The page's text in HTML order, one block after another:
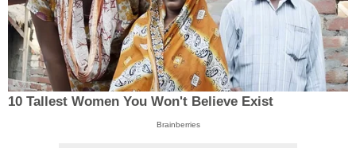
10 Tallest Women You Won't Believe Exist
Brainberries